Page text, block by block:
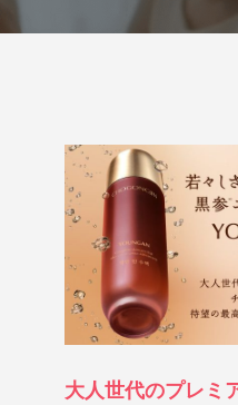
大人世代のプレミ